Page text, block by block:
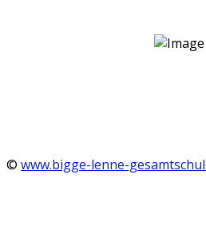
© www.bigge-lenne-